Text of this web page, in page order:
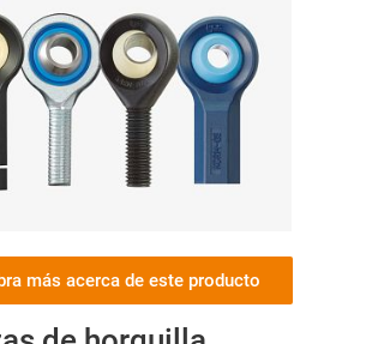
más acerca de este producto